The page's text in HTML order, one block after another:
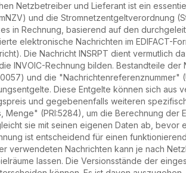
Netzbetreiber und Lieferant ist ein
und die Stromnetzentgeltverordnung
in Rechnung, basierend auf den
elektronische Nachrichten im EDIFACT-
Die Nachricht INSRPT dient vermutlich
INVOIC-Rechnung bilden. Bestandteile
und die "Nachrichtenreferenznummer"
Diese Entgelte können sich aus
und gegebenenfalls weiteren
Menge" (PRI:5284), um die Berechnung der
sie mit seinen eigenen Daten ab, bevor
ist entscheidend für einen
verwendeten Nachrichten kann je nach
lassen. Die Versionsstände der